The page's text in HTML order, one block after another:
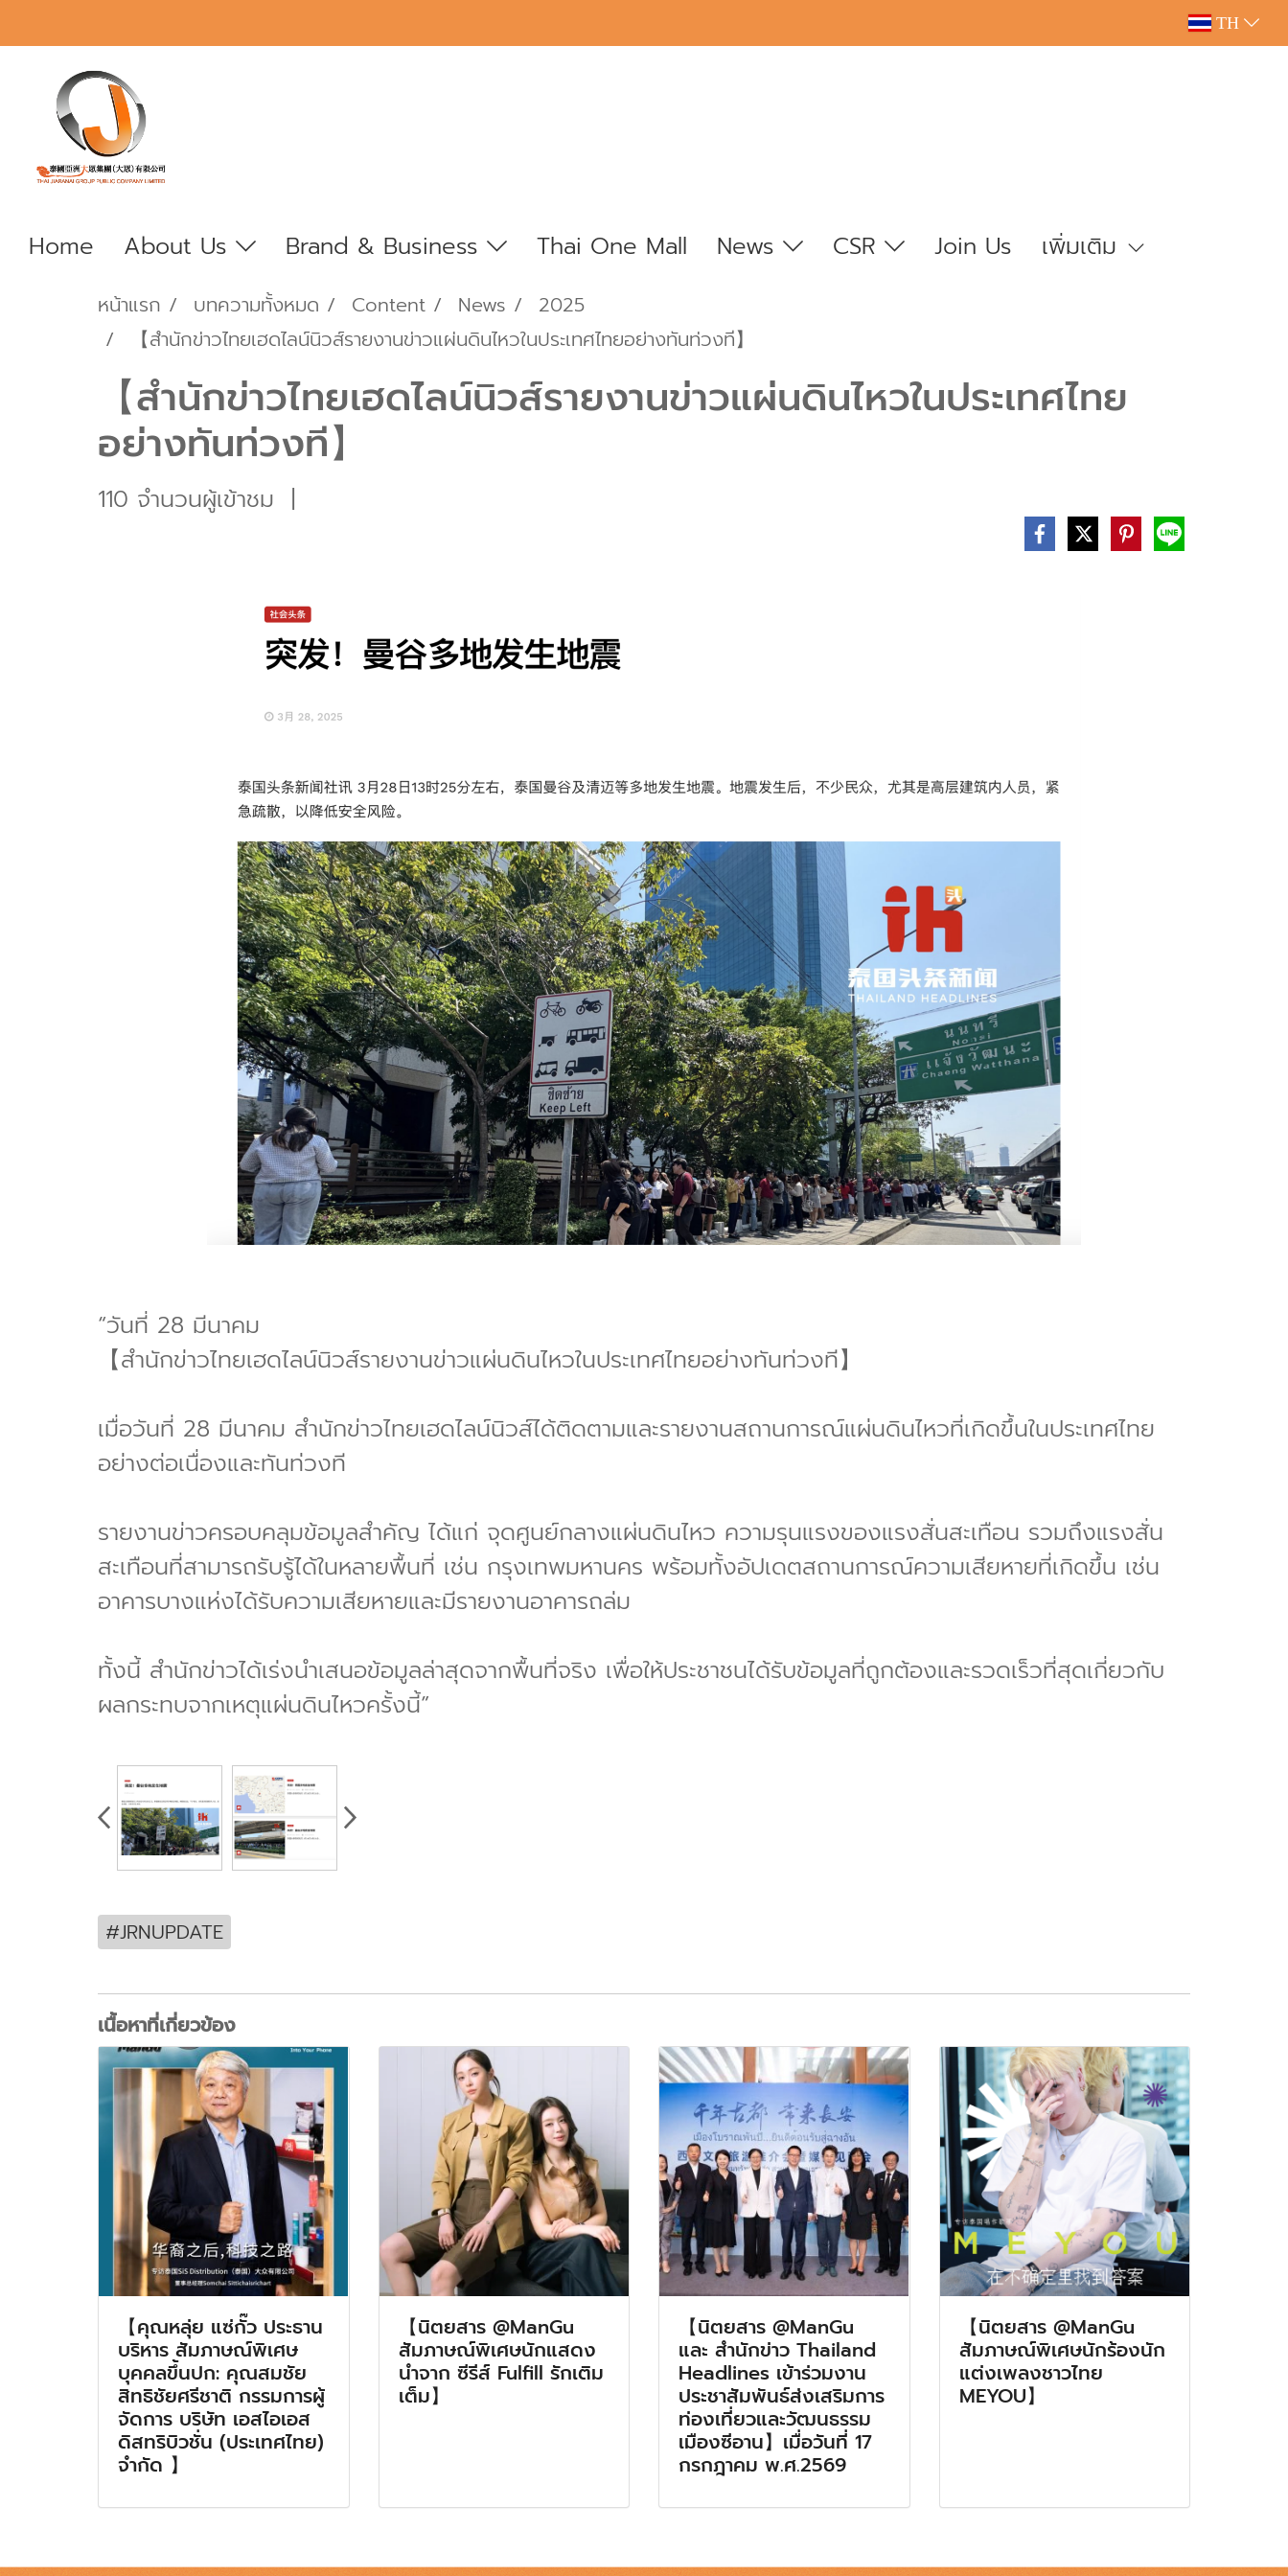
TH
Home About Us Brand & Business Thai One Mall News CSR Join Us เพิ่มเติม
หน้าแรก บทความทั้งหมด Content News
2025
【สำนักข่าวไทยเฮดไลน์นิวส์รายงานข่าวแผ่นดินไหวในประเทศไทยอย่างทันท่วงที】
【สำนักข่าวไทยเฮดไลน์นิวส์รายงานข่าวแผ่นดินไหวในประเทศไทย
อย่างทันท่วงที】
110 จำนวนผู้เข้าชม |
“วันที่ 28 มีนาคม
【สำนักข่าวไทยเฮดไลน์นิวส์รายงานข่าวแผ่นดินไหวในประเทศไทยอย่างทันท่วงที】
เมื่อวันที่ 28 มีนาคม สำนักข่าวไทยเฮดไลน์นิวส์ได้ติดตามและรายงานสถานการณ์แผ่นดินไหวที่เกิดขึ้นในประเทศไทย
อย่างต่อเนื่องและทันท่วงที
รายงานข่าวครอบคลุมข้อมูลสำคัญ ได้แก่ จุดศูนย์กลางแผ่นดินไหว ความรุนแรงของแรงสั่นสะเทือน รวมถึงแรงสั่น
สะเทือนที่สามารถรับรู้ได้ในหลายพื้นที่ เช่น กรุงเทพมหานคร พร้อมทั้งอัปเดตสถานการณ์ความเสียหายที่เกิดขึ้น เช่น
อาคารบางแห่งได้รับความเสียหายและมีรายงานอาคารถล่ม
ทั้งนี้ สำนักข่าวได้เร่งนำเสนอข้อมูลล่าสุดจากพื้นที่จริง เพื่อให้ประชาชนได้รับข้อมูลที่ถูกต้องและรวดเร็วที่สุดเกี่ยวกับ
ผลกระทบจากเหตุแผ่นดินไหวครั้งนี้”
#JRNUPDATE
เนื้อหาที่เกี่ยวข้อง
【คุณหลุ่ย แซ่กั๊ว ประธาน
บริหาร สัมภาษณ์พิเศษ
บุคคลขึ้นปก: คุณสมชัย
สิทธิชัยศรีชาติ กรรมการผู้
จัดการ บริษัท เอสไอเอส
ดิสทริบิวชั่น (ประเทศไทย)
จำกัด 】
【นิตยสาร @ManGu
สัมภาษณ์พิเศษนักแสดง
นำจาก ซีรีส์ Fulfill รักเติม
เต็ม】
【นิตยสาร @ManGu
และ สำนักข่าว Thailand
Headlines เข้าร่วมงาน
ประชาสัมพันธ์ส่งเสริมการ
ท่องเที่ยวและวัฒนธรรม
เมืองซีอาน】เมื่อวันที่ 17
กรกฎาคม พ.ศ.2569
【นิตยสาร @ManGu
สัมภาษณ์พิเศษนักร้องนัก
แต่งเพลงชาวไทย
MEYOU】